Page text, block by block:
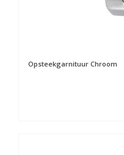
Opsteekgarnituur Chroom